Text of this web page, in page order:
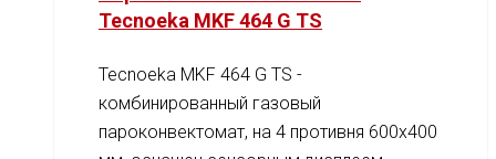
Tecnoeka MKF 464 G TS
Tecnoeka MKF 464 G TS -
комбинированный газовый
пароконвектомат, на 4 противня 600x400